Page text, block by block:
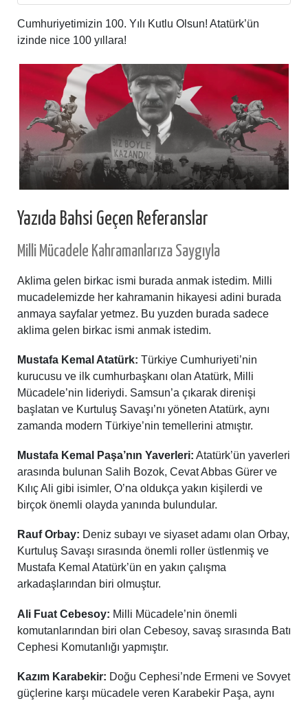
Cumhuriyetimizin 100. Yılı Kutlu Olsun! Atatürk’ün
izinde nice 100 yıllara!
Yazıda Bahsi Geçen Referanslar
Milli Mücadele Kahramanlarıza Saygıyla
Aklima gelen birkac ismi burada anmak istedim. Milli
mucadelemizde her kahramanin hikayesi adini burada
anmaya sayfalar yetmez. Bu yuzden burada sadece
aklima gelen birkac ismi anmak istedim.
Mustafa Kemal Atatürk: Türkiye Cumhuriyeti’nin
kurucusu ve ilk cumhurbaşkanı olan Atatürk, Milli
Mücadele’nin lideriydi. Samsun’a çıkarak direnişi
başlatan ve Kurtuluş Savaşı’nı yöneten Atatürk, aynı
zamanda modern Türkiye’nin temellerini atmıştır.
Mustafa Kemal Paşa’nın Yaverleri: Atatürk’ün yaverleri
arasında bulunan Salih Bozok, Cevat Abbas Gürer ve
Kılıç Ali gibi isimler, O’na oldukça yakın kişilerdi ve
birçok önemli olayda yanında bulundular.
Rauf Orbay: Deniz subayı ve siyaset adamı olan Orbay,
Kurtuluş Savaşı sırasında önemli roller üstlenmiş ve
Mustafa Kemal Atatürk’ün en yakın çalışma
arkadaşlarından biri olmuştur.
Ali Fuat Cebesoy: Milli Mücadele’nin önemli
komutanlarından biri olan Cebesoy, savaş sırasında Batı
Cephesi Komutanlığı yapmıştır.
Kazım Karabekir: Doğu Cephesi’nde Ermeni ve Sovyet
güçlerine karşı mücadele veren Karabekir Paşa, aynı